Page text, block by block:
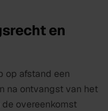
en
op afstand een
na ontvangst van het
overeenkomst